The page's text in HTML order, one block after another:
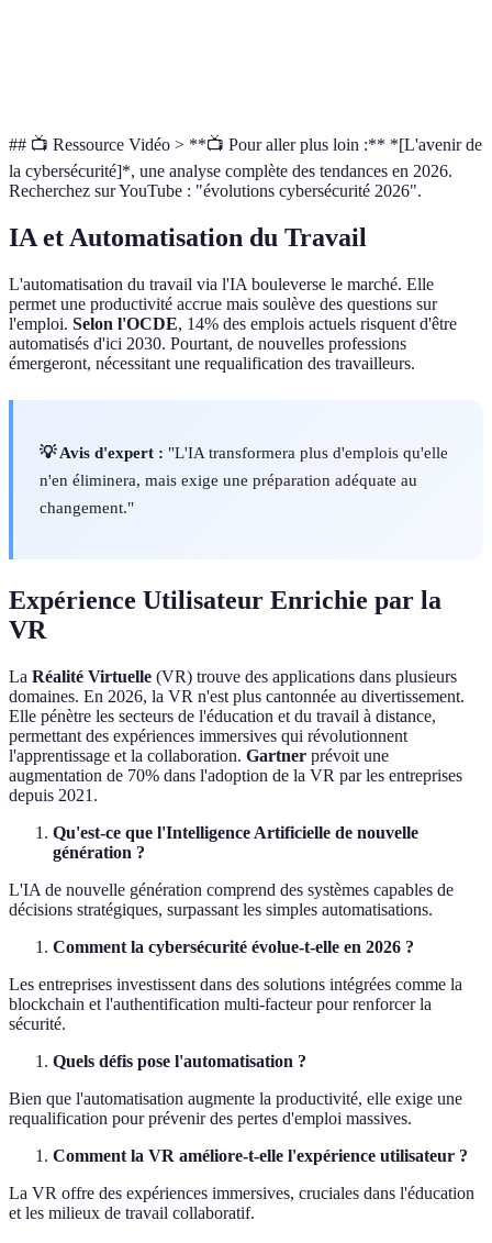
## 📺 Ressource Vidéo > **📺 Pour aller plus loin :** *[L'avenir de
la cybersécurité]*, une analyse complète des tendances en 2026.
Recherchez sur YouTube : "évolutions cybersécurité 2026".
IA et Automatisation du Travail
L'automatisation du travail via l'IA bouleverse le marché. Elle
permet une productivité accrue mais soulève des questions sur
l'emploi. Selon l'OCDE, 14% des emplois actuels risquent d'être
automatisés d'ici 2030. Pourtant, de nouvelles professions
émergeront, nécessitant une requalification des travailleurs.
💡 Avis d'expert : "L'IA transformera plus d'emplois qu'elle
n'en éliminera, mais exige une préparation adéquate au
changement."
Expérience Utilisateur Enrichie par la
VR
La Réalité Virtuelle (VR) trouve des applications dans plusieurs
domaines. En 2026, la VR n'est plus cantonnée au divertissement.
Elle pénètre les secteurs de l'éducation et du travail à distance,
permettant des expériences immersives qui révolutionnent
l'apprentissage et la collaboration. Gartner prévoit une
augmentation de 70% dans l'adoption de la VR par les entreprises
depuis 2021.
Qu'est-ce que l'Intelligence Artificielle de nouvelle
génération ?
L'IA de nouvelle génération comprend des systèmes capables de
décisions stratégiques, surpassant les simples automatisations.
Comment la cybersécurité évolue-t-elle en 2026 ?
Les entreprises investissent dans des solutions intégrées comme la
blockchain et l'authentification multi-facteur pour renforcer la
sécurité.
Quels défis pose l'automatisation ?
Bien que l'automatisation augmente la productivité, elle exige une
requalification pour prévenir des pertes d'emploi massives.
Comment la VR améliore-t-elle l'expérience utilisateur ?
La VR offre des expériences immersives, cruciales dans l'éducation
et les milieux de travail collaboratif.